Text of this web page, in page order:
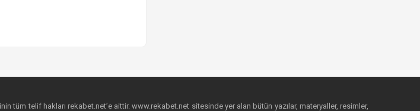
tüm telif hakları rekabet.net’e aittir. www.rekabet.net sitesinde yer alan bütün yazılar, materyaller, resimler,